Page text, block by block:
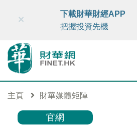
財華智庫網 FINTV
×
下載財華財經APP
把握投資先機
主頁 財華媒體矩陣
官網